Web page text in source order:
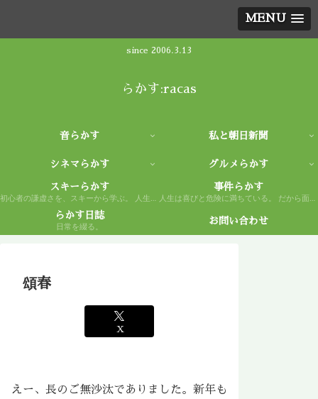
MENU
since 2006.3.13
らかす:racas
音らかす 私と朝日新聞
シネマらかす グルメらかす
スキーらかす
初心者の謙虚さを、スキーから学ぶ。 人生もまた然り。
事件らかす
人生は喜びと危険に満ちている。 だから面白い。
らかす日誌
日常を綴る。
お問い合わせ
頌春
X
えー、長のご無沙汰でありました。新年も